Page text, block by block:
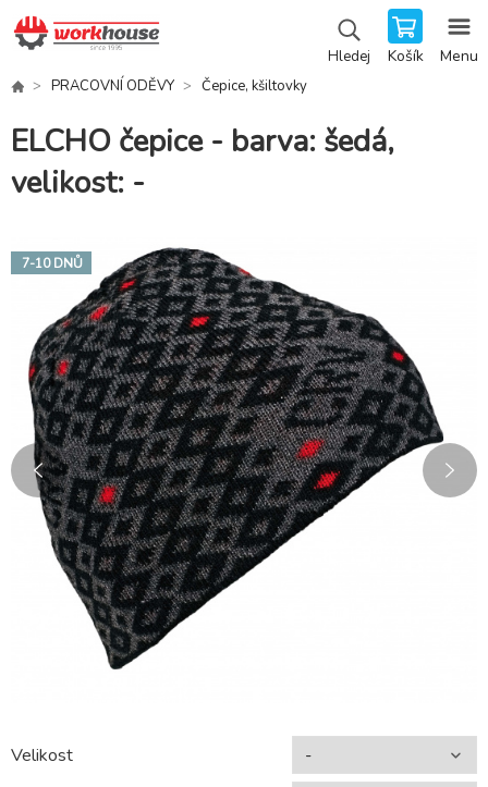
Hledej Košík Menu
PRACOVNÍ ODĚVY Čepice, kšiltovky
ELCHO čepice - barva: šedá,
velikost: -
7-10 DNŮ
Velikost